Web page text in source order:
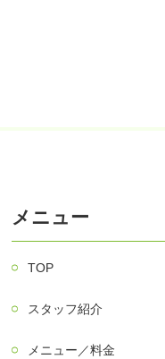
メニュー
TOP
スタッフ紹介
メニュー／料金